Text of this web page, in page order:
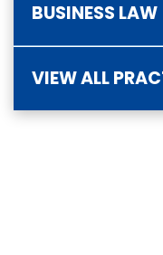
BUSINESS LAW
VIEW ALL